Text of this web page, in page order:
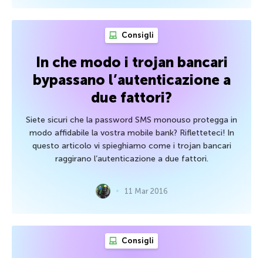
Consigli
In che modo i trojan bancari
bypassano l’autenticazione a
due fattori?
Siete sicuri che la password SMS monouso protegga in
modo affidabile la vostra mobile bank? Rifletteteci! In
questo articolo vi spieghiamo come i trojan bancari
raggirano l’autenticazione a due fattori.
11 Mar 2016
Consigli